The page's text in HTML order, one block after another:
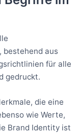
bestehend aus
für alle
gedruckt.
die eine
wie Werte,
Brand Identity ist